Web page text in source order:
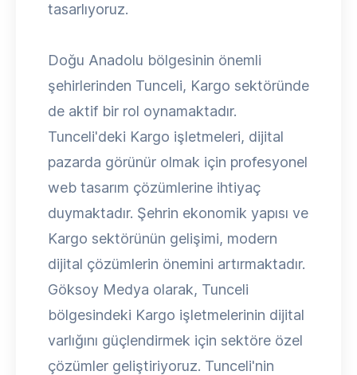
tasarlıyoruz.
Doğu Anadolu bölgesinin önemli
şehirlerinden Tunceli, Kargo sektöründe
de aktif bir rol oynamaktadır.
Tunceli'deki Kargo işletmeleri, dijital
pazarda görünür olmak için profesyonel
web tasarım çözümlerine ihtiyaç
duymaktadır. Şehrin ekonomik yapısı ve
Kargo sektörünün gelişimi, modern
dijital çözümlerin önemini artırmaktadır.
Göksoy Medya olarak, Tunceli
bölgesindeki Kargo işletmelerinin dijital
varlığını güçlendirmek için sektöre özel
çözümler geliştiriyoruz. Tunceli'nin